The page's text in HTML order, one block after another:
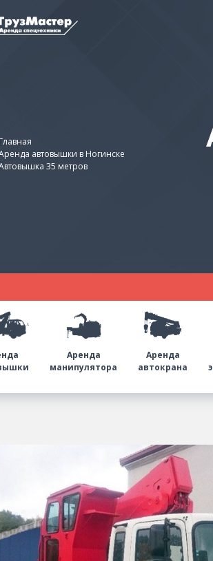
Главная
автовышки в Ногинске
35 метров
Аренда
манипулятора
Аренда
автокрана